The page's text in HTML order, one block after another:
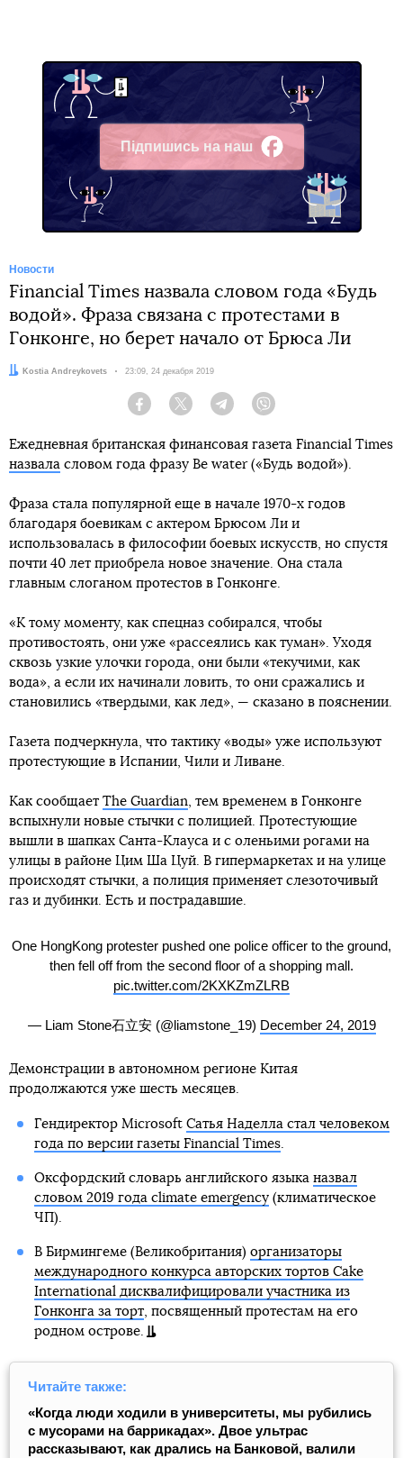
Підпишись на наш
Facebook
Новости
Financial Times назвала словом года «Будь
водой». Фраза связана с протестами в
Гонконге, но берет начало от Брюса Ли
Автор:Kostia Andreykovets Дата:
23:09, 24 декабря 2019
Facebook Twitter Telegram
Ежедневная британская финансовая газета Financial Times
назвала словом года фразу Be water («Будь водой»).
Фраза стала популярной еще в начале 1970-х годов
благодаря боевикам с актером Брюсом Ли и
использовалась в философии боевых искусств, но спустя
почти 40 лет приобрела новое значение. Она стала
главным слоганом протестов в Гонконге.
«К тому моменту, как спецназ собирался, чтобы
противостоять, они уже «рассеялись как туман». Уходя
сквозь узкие улочки города, они были «текучими, как
вода», а если их начинали ловить, то они сражались и
становились «твердыми, как лед», — сказано в пояснении.
Газета подчеркнула, что тактику «воды» уже используют
протестующие в Испании, Чили и Ливане.
Как сообщает The Guardian, тем временем в Гонконге
вспыхнули новые стычки с полицией. Протестующие
вышли в шапках Санта-Клауса и с оленьими рогами на
улицы в районе Цим Ша Цуй. В гипермаркетах и на улице
происходят стычки, а полиция применяет слезоточивый
газ и дубинки. Есть и пострадавшие.
One HongKong protester pushed one police officer to the ground,
then fell off from the second floor of a shopping mall.
pic.twitter.com/2KXKZmZLRB
— Liam Stone石立安 (@liamstone_19) December 24, 2019
Демонстрации в автономном регионе Китая
продолжаются уже шесть месяцев.
Гендиректор Microsoft Сатья Наделла стал человеком
года по версии газеты Financial Times.
Оксфордский словарь английского языка назвал
словом 2019 года climate emergency(климатическое
ЧП).
В Бирмингеме (Великобритания) организаторы
международного конкурса авторских тортов Cake
International дисквалифицировали участника из
Гонконга за торт, посвященный протестам на его
родном острове.
Читайте также:
«Когда люди ходили в университеты, мы рубились
с мусорами на баррикадах». Двое ультрас
рассказывают, как дрались на Банковой, валили